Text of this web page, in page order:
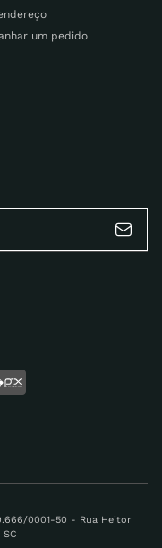
um pedido
0001-50 - Rua Heitor